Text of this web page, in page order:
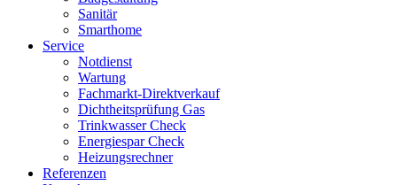
Sanitär
Smarthome
Service
Notdienst
Wartung
Fachmarkt-Direktverkauf
Dichtheitsprüfung Gas
Trinkwasser Check
Energiespar Check
Heizungsrechner
Referenzen